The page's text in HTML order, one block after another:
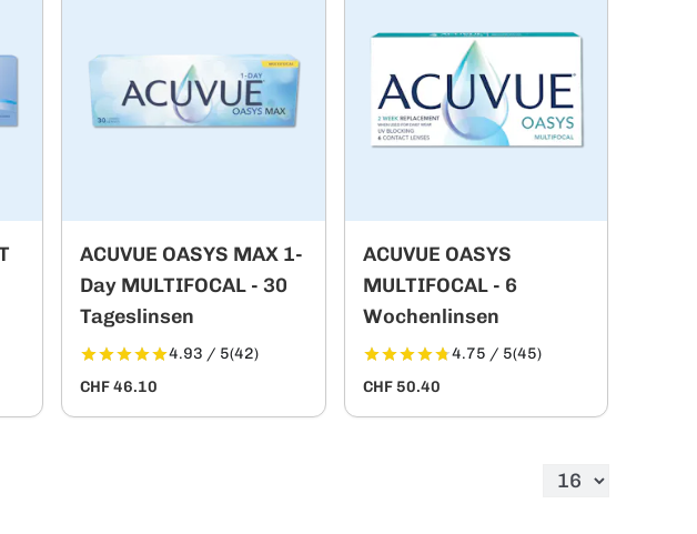
ACUVUE OASYS MAX 1-
Day MULTIFOCAL - 30
Tageslinsen
4.93 / 5(42)
CHF 46.10
ACUVUE OASYS
MULTIFOCAL - 6
Wochenlinsen
4.75 / 5(45)
CHF 50.40